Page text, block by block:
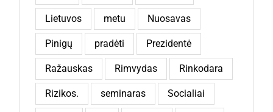
Lietuvos metu Nuosavas
Pinigų pradėti Prezidentė
Ražauskas Rimvydas Rinkodara
Rizikos. seminaras Socialiai